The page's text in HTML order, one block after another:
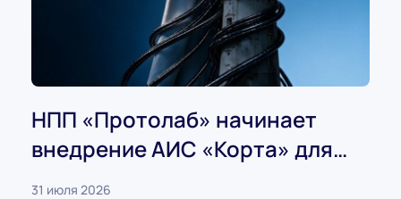
НПП «Протолаб» начинает
внедрение АИС «Корта» для
Министерства экономического
31 июля 2026